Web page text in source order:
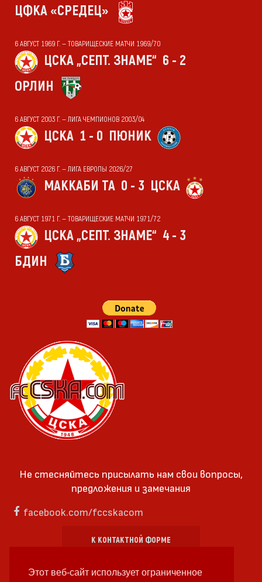
Этот веб-сайт использует ограниченное
ЦФКА «СРЕДЕЦ»
6 АВГУСТ 1969 Г. — ТОВАРИЩЕСКИЕ МАТЧИ 1969/70
ЦСКА „СЕПТ. ЗНАМЕ“ 6 - 2
ОРЛИН
6 АВГУСТ 2003 Г. — ЛИГА ЧЕМПИОНОВ 2003/04
ЦСКА 1 - 0 ПЮНИК
6 АВГУСТ 2026 Г. — ЛИГА ЕВРОПЫ 2026/27
МАККАБИ ТА 0 - 3 ЦСКА
6 АВГУСТ 1971 Г. — ТОВАРИЩЕСКИЕ МАТЧИ 1971/72
ЦСКА „СЕПТ. ЗНАМЕ“ 4 - 3
БДИН
Не стесняйтесь присылать нам свои вопросы,
предложения и замечания
facebook.com/fccskacom
К КОНТАКТНОЙ ФОРМЕ